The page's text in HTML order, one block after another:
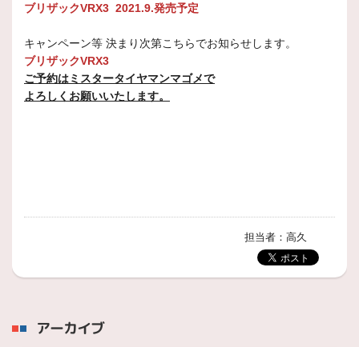
ブリザックVRX3 2021.9.発売予定
キャンペーン等 決まり次第こちらでお知らせします。
ブリザックVRX3
ご予約はミスタータイヤマンマゴメで
よろしくお願いいたします。
担当者：高久
アーカイブ